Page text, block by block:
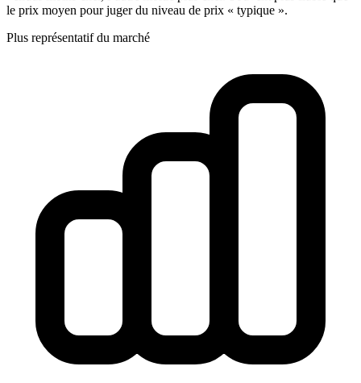
le prix moyen pour juger du niveau de prix « typique ».
Plus représentatif du marché